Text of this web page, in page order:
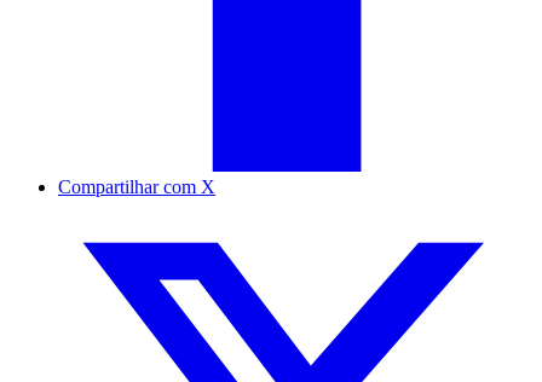
Compartilhar com X